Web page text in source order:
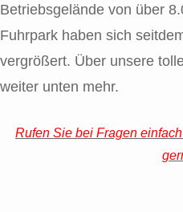
Betriebsgelände von über
Fuhrpark haben sich
vergrößert. Über unsere
weiter unten mehr.
Rufen Sie bei Fragen